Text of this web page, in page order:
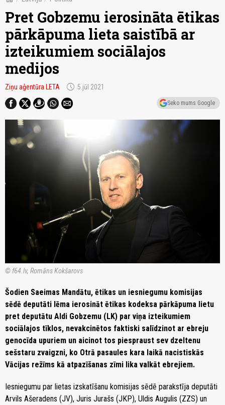
Pret Gobzemu ierosināta ētikas
pārkāpuma lieta saistībā ar
izteikumiem sociālajos
medijos
Ziņu aģentūra LETA schedule 5.jūl 2021
Seko mums Google
© f64.lv, Romāns Kokšarovs
Šodien Saeimas Mandātu, ētikas un iesniegumu komisijas
sēdē deputāti lēma ierosināt ētikas kodeksa pārkāpuma lietu
pret deputātu Aldi Gobzemu (LK) par viņa izteikumiem
sociālajos tīklos, nevakcinētos faktiski salīdzinot ar ebreju
genocīda upuriem un aicinot tos piespraust sev dzeltenu
sešstaru zvaigzni, ko Otrā pasaules kara laikā nacistiskās
Vācijas režīms kā atpazīšanas zīmi lika valkāt ebrejiem.
Iesniegumu par lietas izskatīšanu komisijas sēdē parakstīja deputāti
Arvils Ašeradens (JV), Juris Jurašs (JKP), Uldis Augulis (ZZS) un